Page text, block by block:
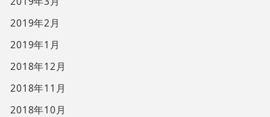
2019年2月
2019年1月
2018年12月
2018年11月
2018年10月